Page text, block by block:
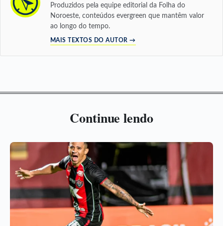
Produzidos pela equipe editorial da Folha do
Noroeste, conteúdos evergreen que mantêm valor
ao longo do tempo.
MAIS TEXTOS DO AUTOR →
Continue lendo